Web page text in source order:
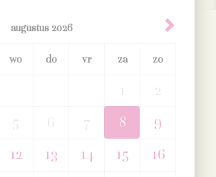
augustus2026
wo do vr za zo
8
9
12 13 14 15
16